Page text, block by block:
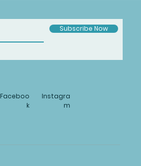
Subscribe Now
Faceboo
k
Instagra
m